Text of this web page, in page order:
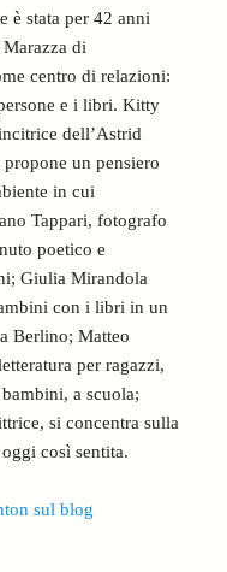
è stata per 42 anni
di
centro di relazioni:
e i libri. Kitty
dell’Astrid
un pensiero
in cui
Tappari, fotografo
poetico e
Giulia Mirandola
con i libri in un
Berlino; Matteo
per ragazzi,
a scuola;
si concentra sulla
così sentita.
sul blog